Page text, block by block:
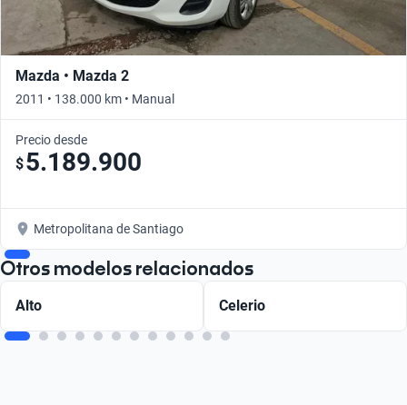
Mazda • Mazda 2
2011 • 138.000 km • Manual
Precio desde
$5.189.900
Metropolitana de Santiago
Otros modelos relacionados
Alto Celerio